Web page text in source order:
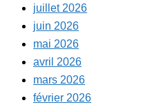
juillet 2026
juin 2026
mai 2026
avril 2026
mars 2026
février 2026